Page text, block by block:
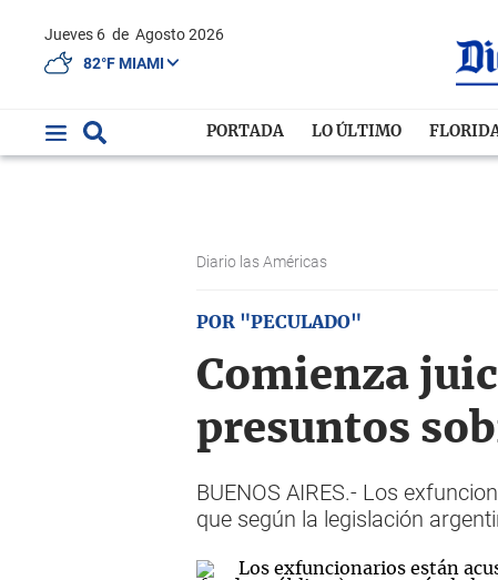
Jueves 6 de Agosto 2026
82°F MIAMI
PORTADA LO ÚLTIMO
Diario las Américas
POR "PECULADO"
Comienza
presuntos
BUENOS AIRES.- Los
que según la legislación